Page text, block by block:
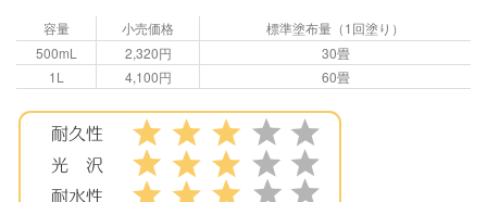
容量 小売価格
標準塗布量（1回塗り）
500mL
2,320円
30畳
1L
4,100円 60畳